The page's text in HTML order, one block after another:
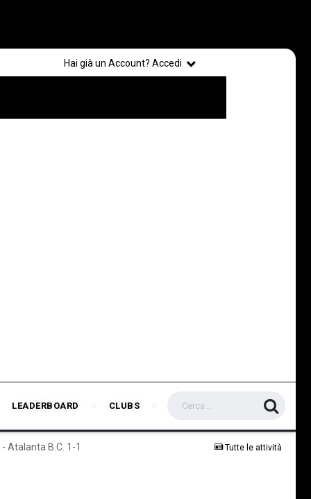
Hai già un Account? Accedi
LEADERBOARD CLUBS
Tutte le attività
Atalanta B.C. 1-1